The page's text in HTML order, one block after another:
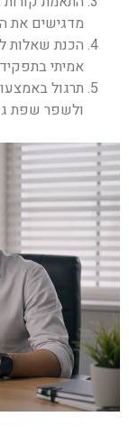
מדגישים את
הכנת שאלות
אמיתי
תרגול
ולשפר שפת